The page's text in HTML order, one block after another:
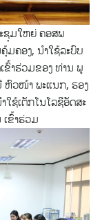
ຊຸມໃຫຍ່ ຄອສພ
ຄອງ, ນໍາໃຊ້ລະບົບ
ຂົ້າຮ່ວມຂອງ ທ່ານ ພູ
ວໜ້າ ພະແນກ, ຮອງ
ຊ້ເຕັກໂນໂລຊີອັດສະ
ຂົ້າຮ່ວມ